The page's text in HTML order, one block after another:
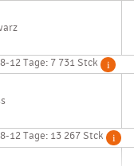
premedy?
predmet?
12 Tage: 7 731 Stck
12 Tage: 13 267 Stck